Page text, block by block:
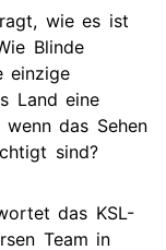
wie es ist
Blinde
einzige
Land eine
das Sehen
sind?
das KSL-
Team in